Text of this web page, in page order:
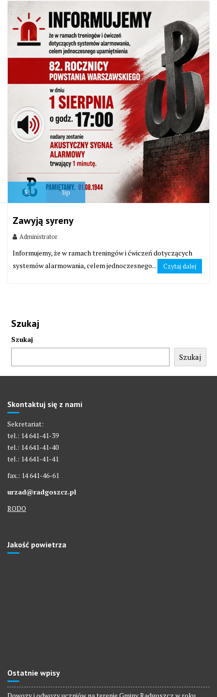
31 lip
Zawyją syreny
Administrator
Informujemy, że w ramach treningów i ćwiczeń dotyczących
systemów alarmowania, celem jednoczesnego...
Czytaj dalej
Szukaj
Szukaj
Szukaj
Skontaktuj się z nami
Sekretariat:
tel.: 14 641-41-39
tel.: 14 641-41-40
tel.: 14 641-41-41
fax.: 14 641-46-61
urzad@radgoszcz.pl
RODO
Jakość powietrza
Ostatnie wpisy
Dowozy i odwozy uczniów na terenie Gminy Radgoszcz w roku